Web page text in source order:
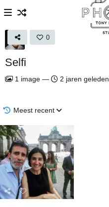
0
Selfi
1 image — 2 jaren geleden
Meest recent